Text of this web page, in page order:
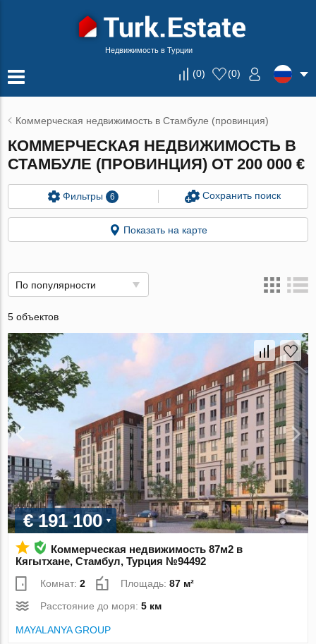
Недвижимость в Турции
(0) (0)
Коммерческая недвижимость в Стамбуле (провинция)
КОММЕРЧЕСКАЯ НЕДВИЖИМОСТЬ В
СТАМБУЛЕ (ПРОВИНЦИЯ) ОТ 200 000 €
Фильтры 6 Сохранить поиск
Показать на карте
По популярности
5 объектов
€ 191 100
Коммерческая недвижимость 87м2 в
Кягытхане, Стамбул, Турция №94492
Комнат:2 Площадь:87 м²
Расстояние до моря:5 км
MAYALANYA GROUP